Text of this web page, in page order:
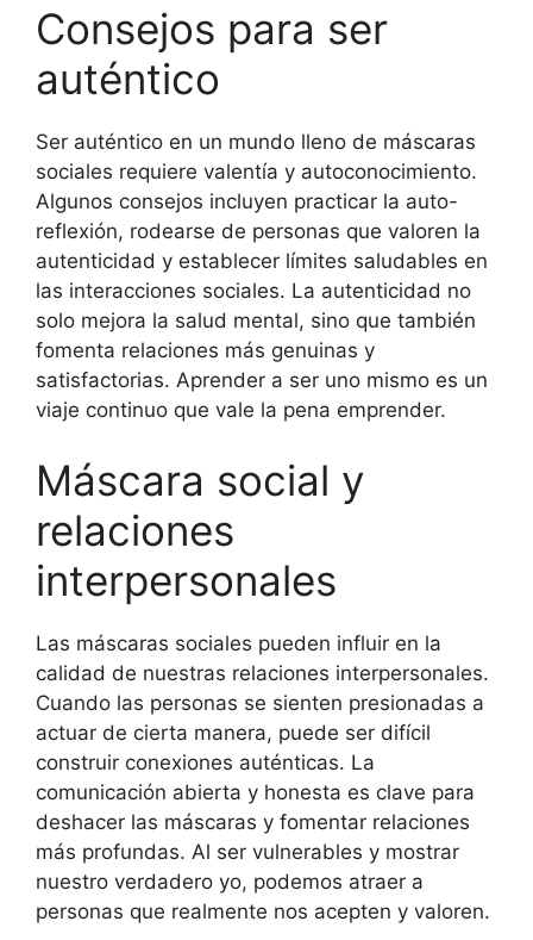
Consejos para ser
auténtico
Ser auténtico en un mundo lleno de máscaras
sociales requiere valentía y autoconocimiento.
Algunos consejos incluyen practicar la auto-
reflexión, rodearse de personas que valoren la
autenticidad y establecer límites saludables en
las interacciones sociales. La autenticidad no
solo mejora la salud mental, sino que también
fomenta relaciones más genuinas y
satisfactorias. Aprender a ser uno mismo es un
viaje continuo que vale la pena emprender.
Máscara social y
relaciones
interpersonales
Las máscaras sociales pueden influir en la
calidad de nuestras relaciones interpersonales.
Cuando las personas se sienten presionadas a
actuar de cierta manera, puede ser difícil
construir conexiones auténticas. La
comunicación abierta y honesta es clave para
deshacer las máscaras y fomentar relaciones
más profundas. Al ser vulnerables y mostrar
nuestro verdadero yo, podemos atraer a
personas que realmente nos acepten y valoren.